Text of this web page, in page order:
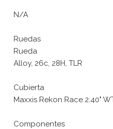
N/A
Ruedas
Rueda
Alloy, 26c, 28H, TLR
Cubierta
Maxxis Rekon Race 2.40"
Componentes